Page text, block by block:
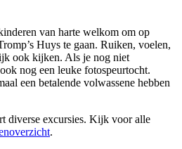
van harte welkom om op
Huys te gaan. Ruiken, voelen,
ook kijken. Als je nog niet
nog een leuke fotospeurtocht.
een betalende volwassene hebben
diverse excursies. Kijk voor alle
.